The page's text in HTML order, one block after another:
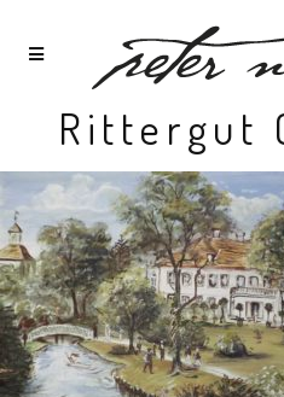
Rittergut